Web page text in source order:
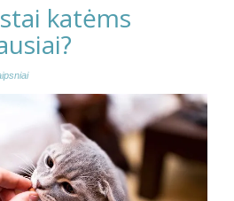
katėms